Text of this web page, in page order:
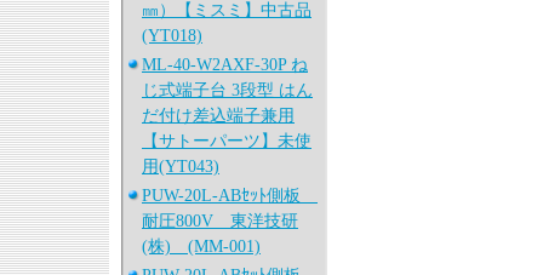
㎜）【ミスミ】中古品
(YT018)
ML-40-W2AXF-30P ね
じ式端子台 3段型 はん
だ付け差込端子兼用
【サトーパーツ】未使
用(YT043)
PUW-20L-ABｾｯﾄ側板
耐圧800V 東洋技研
(株) (MM-001)